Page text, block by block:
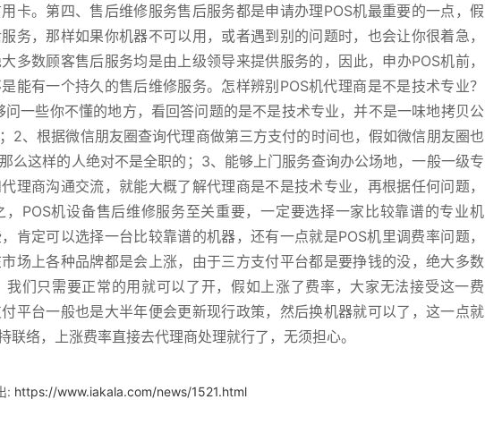
卡。第四、售后维修服务售后服务都是申请办理POS机最重要的一点，假
务，那样如果你机器不可以用，或者遇到别的问题时，也会让你很着急，
多数顾客售后服务均是由上级领导来提供服务的，因此，申办POS机前，
能有一个持久的售后维修服务。怎样辨别POS机代理商是不是技术专业？
一些你不懂的地方，看回答问题的是不是技术专业，并不是一味地拷贝公
2、根据微信朋友圈查询代理商做第三方支付的时间也，假如微信朋友圈也
么这样的人绝对不是全职的；3、能够上门服务查询办公场地，一般一级专
理商沟通交流，就能大概了解代理商是不是技术专业，再根据任何问题，
POS机设备售后维修服务至关重要，一定要选择一家比较靠谱的专业机
肯定可以选择一台比较靠谱的机器，还有一点就是POS机里调费率问题，
场上各种品牌都是会上涨，由于三方支付平台都是要挣钱的没，绝大多数
们只需要正常的用就可以了开，假如上涨了费率，大家无法接受这一费
平台一般也是大半年便会更新现行政策，然后换机器就可以了，这一点就
络，上涨费率直接去代理商处理就行了，无须担心。
: https://www.iakala.com/news/1521.html